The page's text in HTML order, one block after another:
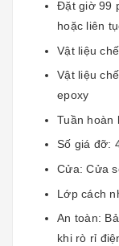
Đặt giờ 99
hoặc liên
Vật liệu
Vật liệu
epoxy
Tuần hoàn
Số giá đỡ:
Cửa: Cửa
Lớp cách
An toàn:
khi rò rỉ